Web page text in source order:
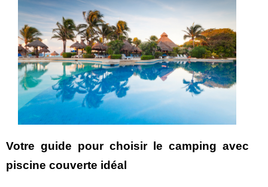
Votre guide pour choisir le camping avec
piscine couverte idéal